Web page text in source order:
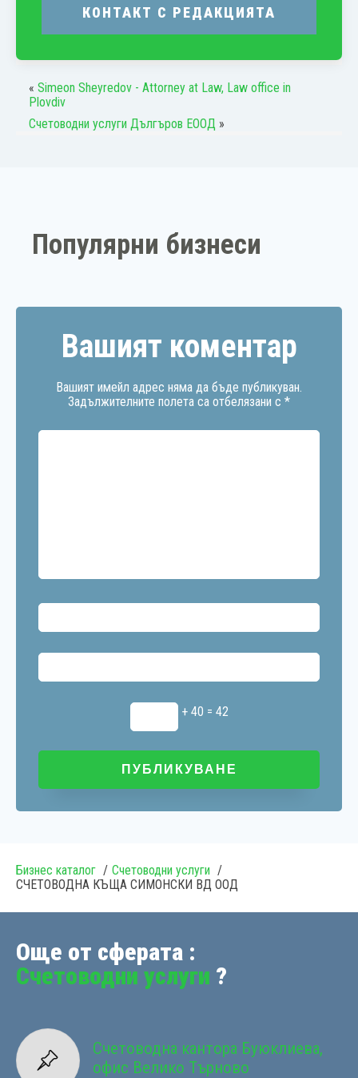
КОНТАКТ С РЕДАКЦИЯТА
« Simeon Sheyredov - Attorney at Law, Law office in
Plovdiv
Счетоводни услуги Дългъров ЕООД »
Популярни бизнеси
Вашият коментар
Вашият имейл адрес няма да бъде публикуван.
Задължителните полета са отбелязани с *
+ 40 = 42
Бизнес каталог
Счетоводни услуги
СЧЕТОВОДНА КЪЩА СИМОНСКИ ВД ООД
Още от сферата :
Счетоводни услуги ?
Счетоводна кантора Буюклиева,
офис Велико Търново